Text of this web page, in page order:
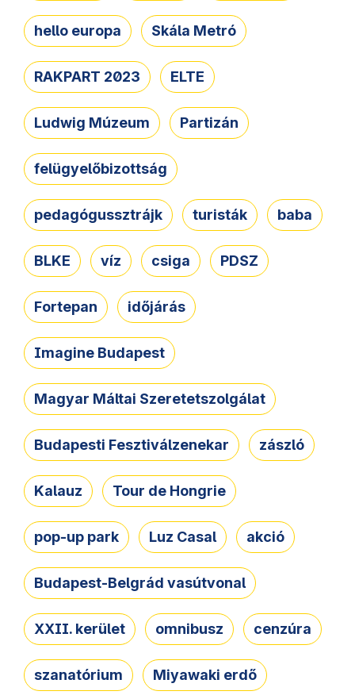
hello europa Skála Metró
RAKPART 2023 ELTE
Ludwig Múzeum Partizán
felügyelőbizottság
pedagógussztrájk turisták baba
BLKE víz csiga PDSZ
Fortepan időjárás
Imagine Budapest
Magyar Máltai Szeretetszolgálat
Budapesti Fesztiválzenekar zászló
Kalauz Tour de Hongrie
pop-up park Luz Casal akció
Budapest-Belgrád vasútvonal
XXII. kerület omnibusz cenzúra
szanatórium Miyawaki erdő